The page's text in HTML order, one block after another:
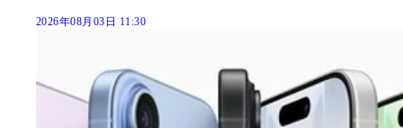
2026年08月03日 11:30